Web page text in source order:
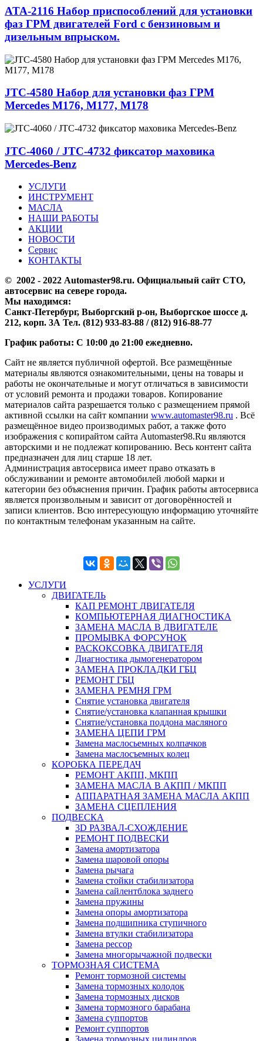
ATA-2116 Набор приспособлений для установки
фаз ГРМ двигателей Ford с бензиновым и
дизельным впрыском.
JTC-4580 Набор для установки фаз ГРМ
Mercedes M176, M177, M178
JTC-4060 / JTC-4732 фиксатор маховика
Mercedes-Benz
УСЛУГИ
ИНСТРУМЕНТ
МАСЛА
НАШИ РАБОТЫ
АКЦИИ
НОВОСТИ
Сервис
КОНТАКТЫ
© 2002 - 2022 Аutomaster98.ru. Официальный сайт СТО,
автосервис на севере города.
Мы находимся:
Санкт-Петербург, Выборгский р-он, Выборгское шоссе д.
212, корп. 3А Тел. (812) 933-83-88 / (812) 916-88-77
График работы: С 10:00 до 21:00 ежедневно.
Сайт не является публичной офертой. Все размещённые
материалы являются ознакомительными, цены на товары и
работы не окончательные и могут отличаться в зависимости
от условий ремонта и продажи товаров. Копирование
материалов сайта разрешается только с размещением прямой
активной ссылки на сайт компании www.automaster98.ru . Всё
размещённое видео производимых работ, а также фото
изображения с копирайтом сайта Automaster98.Ru являются
авторскими и не подлежат копированию. Весь контент сайта
предназначен для лиц старше 18 лет.
Администрация автосервиса имеет право отказать в
обслуживании и ремонте автомобилей любой марки и
категории без объяснения причин. График работы автосервиса
является произвольным и зависит от договорённостей и
записи клиентов. Всю интересующую информацию уточняйте
по контактным телефонам указанным на сайте.
УСЛУГИ
ДВИГАТЕЛЬ
КАП РЕМОНТ ДВИГАТЕЛЯ
КОМПЬЮТЕРНАЯ ДИАГНОСТИКА
ЗАМЕНА МАСЛА В ДВИГАТЕЛЕ
ПРОМЫВКА ФОРСУНОК
РАСКОКСОВКА ДВИГАТЕЛЯ
Диагностика дымогенератором
ЗАМЕНА ПРОКЛАДКИ ГБЦ
РЕМОНТ ГБЦ
ЗАМЕНА РЕМНЯ ГРМ
Снятие установка двигателя
Cнятие/установка клапанная крышки
Cнятие/установка поддона масляного
ЗАМЕНА ЦЕПИ ГРМ
Замена маслосьемных колпачков
Замена маслосъемных колец
КОРОБКА ПЕРЕДАЧ
РЕМОНТ АКПП, МКПП
ЗАМЕНА МАСЛА В АКПП / МКПП
АППАРАТНАЯ ЗАМЕНА МАСЛА АКПП
ЗАМЕНА СЦЕПЛЕНИЯ
ПОДВЕСКА
3D РАЗВАЛ-СХОЖДЕНИЕ
РЕМОНТ ПОДВЕСКИ
Замена амортизатора
Замена шаровой опоры
Замена рычага
Замена стойки стабилизатора
Замена сайлентблока заднего
Замена пружины
Замена опоры амортизатора
Замена подшипника ступичного
Замена втулки стабилизатора
Замена рессор
Замена многорычажной подвески
ТОРМОЗНАЯ СИСТЕМА
Ремонт тормозной системы
Замена тормозных колодок
Замена тормозных дисков
Замена тормозного барабана
Замена суппортов
Ремонт суппортов